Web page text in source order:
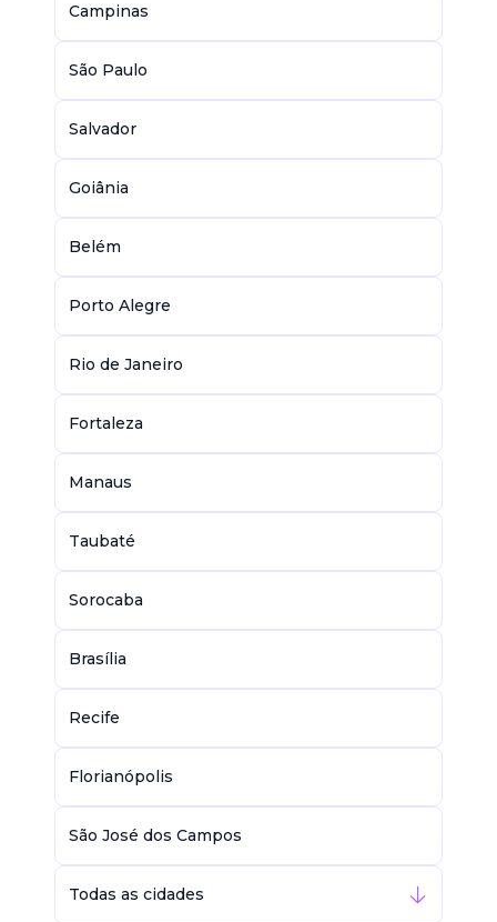
Campinas
São Paulo
Salvador
Goiânia
Belém
Porto Alegre
Rio de Janeiro
Fortaleza
Manaus
Taubaté
Sorocaba
Brasília
Recife
Florianópolis
São José dos Campos
Todas as cidades